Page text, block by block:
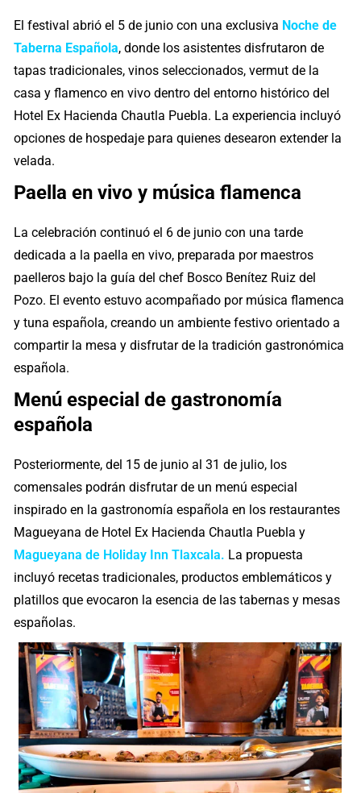
El festival abrió el 5 de junio con una exclusiva Noche de
Taberna Española, donde los asistentes disfrutaron de
tapas tradicionales, vinos seleccionados, vermut de la
casa y flamenco en vivo dentro del entorno histórico del
Hotel Ex Hacienda Chautla Puebla. La experiencia incluyó
opciones de hospedaje para quienes desearon extender la
velada.
Paella en vivo y música flamenca
La celebración continuó el 6 de junio con una tarde
dedicada a la paella en vivo, preparada por maestros
paelleros bajo la guía del chef Bosco Benítez Ruiz del
Pozo. El evento estuvo acompañado por música flamenca
y tuna española, creando un ambiente festivo orientado a
compartir la mesa y disfrutar de la tradición gastronómica
española.
Menú especial de gastronomía
española
Posteriormente, del 15 de junio al 31 de julio, los
comensales podrán disfrutar de un menú especial
inspirado en la gastronomía española en los restaurantes
Magueyana de Hotel Ex Hacienda Chautla Puebla y
Magueyana de Holiday Inn Tlaxcala. La propuesta
incluyó recetas tradicionales, productos emblemáticos y
platillos que evocaron la esencia de las tabernas y mesas
españolas.